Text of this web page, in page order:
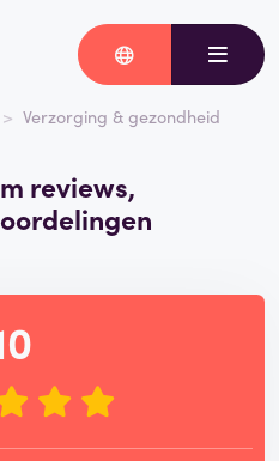
Verzorging & gezondheid
reviews,